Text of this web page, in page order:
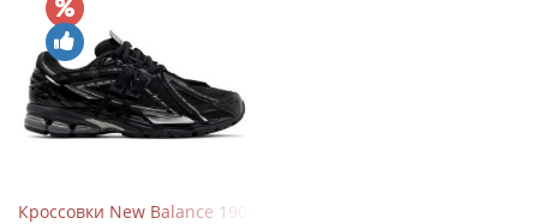
Кроссовки New Balance 1906A Black Silver